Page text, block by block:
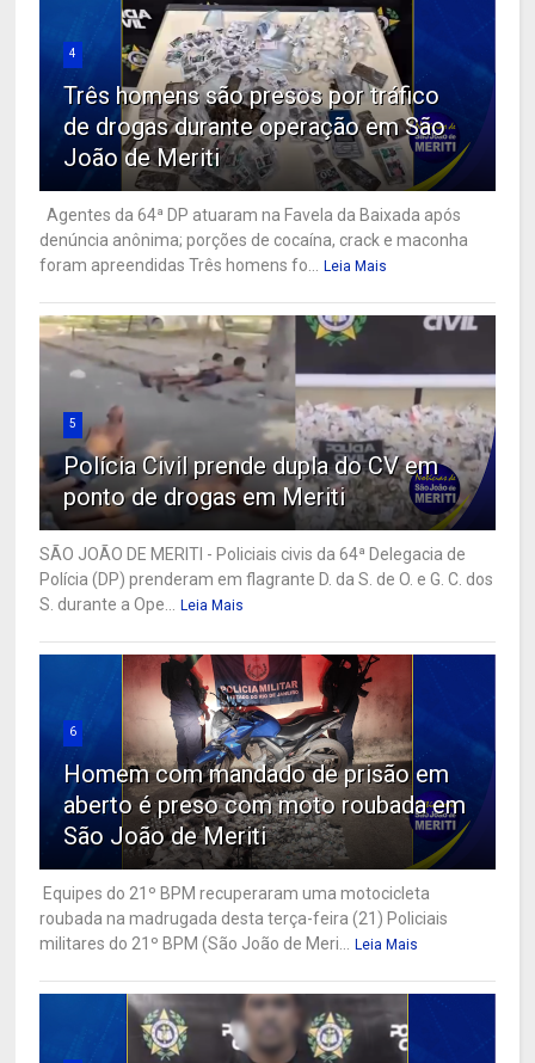
4
Três homens são presos por tráfico
de drogas durante operação em São
João de Meriti
Agentes da 64ª DP atuaram na Favela da Baixada após
denúncia anônima; porções de cocaína, crack e maconha
foram apreendidas Três homens fo... Leia Mais
5
Polícia Civil prende dupla do CV em
ponto de drogas em Meriti
SÃO JOÃO DE MERITI - Policiais civis da 64ª Delegacia de
Polícia (DP) prenderam em flagrante D. da S. de O. e G. C. dos
S. durante a Ope... Leia Mais
6
Homem com mandado de prisão em
aberto é preso com moto roubada em
São João de Meriti
Equipes do 21º BPM recuperaram uma motocicleta
roubada na madrugada desta terça-feira (21) Policiais
militares do 21º BPM (São João de Meri... Leia Mais